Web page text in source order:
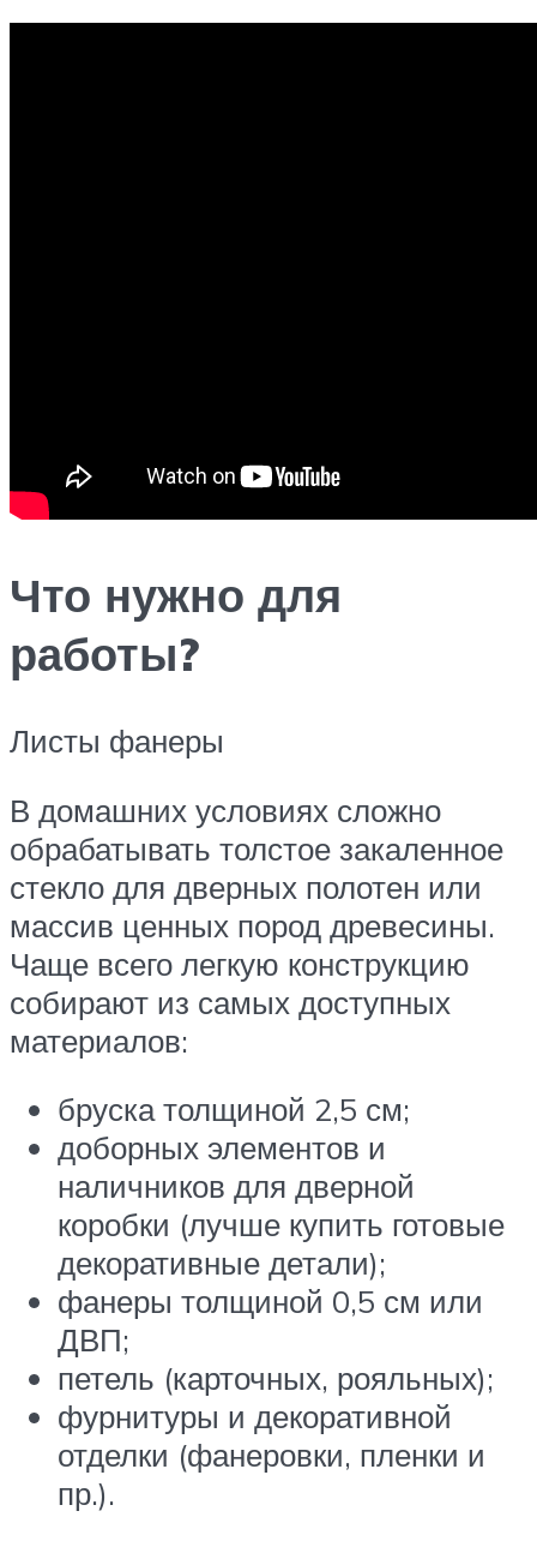
Что нужно для
работы?
Листы фанеры
В домашних условиях сложно
обрабатывать толстое закаленное
стекло для дверных полотен или
массив ценных пород древесины.
Чаще всего легкую конструкцию
собирают из самых доступных
материалов:
бруска толщиной 2,5 см;
доборных элементов и
наличников для дверной
коробки (лучше купить готовые
декоративные детали);
фанеры толщиной 0,5 см или
ДВП;
петель (карточных, рояльных);
фурнитуры и декоративной
отделки (фанеровки, пленки и
пр.).